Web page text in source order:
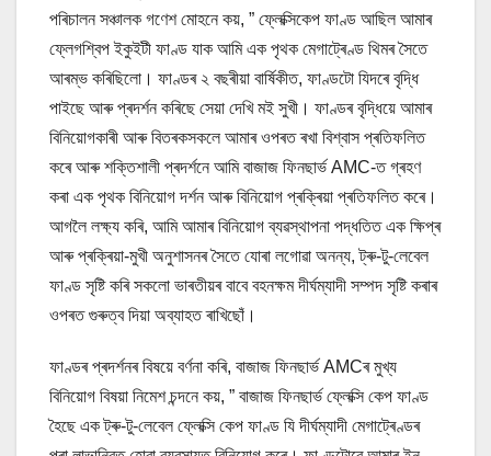
পৰিচালন সঞ্চালক গণেশ মোহনে কয়, ” ফ্লেক্সিকেপ ফাণ্ড আছিল আমাৰ
ফ্লেগশ্বিপ ইকুইটী ফাণ্ড যাক আমি এক পৃথক মেগাট্ৰেণ্ড থিমৰ সৈতে
আৰম্ভ কৰিছিলো। ফাণ্ডৰ ২ বছৰীয়া বাৰ্ষিকীত, ফাণ্ডটো যিদৰে বৃদ্ধি
পাইছে আৰু প্ৰদৰ্শন কৰিছে সেয়া দেখি মই সুখী। ফাণ্ডৰ বৃদ্ধিয়ে আমাৰ
বিনিয়োগকাৰী আৰু বিতৰকসকলে আমাৰ ওপৰত ৰখা বিশ্বাস প্ৰতিফলিত
কৰে আৰু শক্তিশালী প্ৰদৰ্শনে আমি বাজাজ ফিনছাৰ্ভ AMC-ত গ্ৰহণ
কৰা এক পৃথক বিনিয়োগ দৰ্শন আৰু বিনিয়োগ প্ৰক্ৰিয়া প্ৰতিফলিত কৰে।
আগলৈ লক্ষ্য কৰি, আমি আমাৰ বিনিয়োগ ব্যৱস্থাপনা পদ্ধতিত এক ক্ষিপ্ৰ
আৰু প্ৰক্ৰিয়া-মুখী অনুশাসনৰ সৈতে যোৰা লগোৱা অনন্য, ট্ৰু-টু-লেবেল
ফাণ্ড সৃষ্টি কৰি সকলো ভাৰতীয়ৰ বাবে বহনক্ষম দীৰ্ঘম্যাদী সম্পদ সৃষ্টি কৰাৰ
ওপৰত গুৰুত্ব দিয়া অব্যাহত ৰাখিছোঁ।
ফাণ্ডৰ প্ৰদৰ্শনৰ বিষয়ে বৰ্ণনা কৰি, বাজাজ ফিনছাৰ্ভ AMCৰ মুখ্য
বিনিয়োগ বিষয়া নিমেশ চন্দনে কয়, ” বাজাজ ফিনছাৰ্ভ ফ্লেক্সি কেপ ফাণ্ড
হৈছে এক ট্ৰু-টু-লেবেল ফ্লেক্সি কেপ ফাণ্ড যি দীৰ্ঘম্যাদী মেগাট্ৰেণ্ডৰ